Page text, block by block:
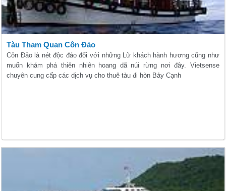
Tàu Tham Quan Côn Đảo
Côn Đảo là nét độc đáo đối với những Lữ khách hành hương cũng như
muốn khám phá thiên nhiên hoang dã núi rừng nơi đây. Vietsense
chuyên cung cấp các dịch vụ cho thuê tàu đi hòn Bảy Cạnh